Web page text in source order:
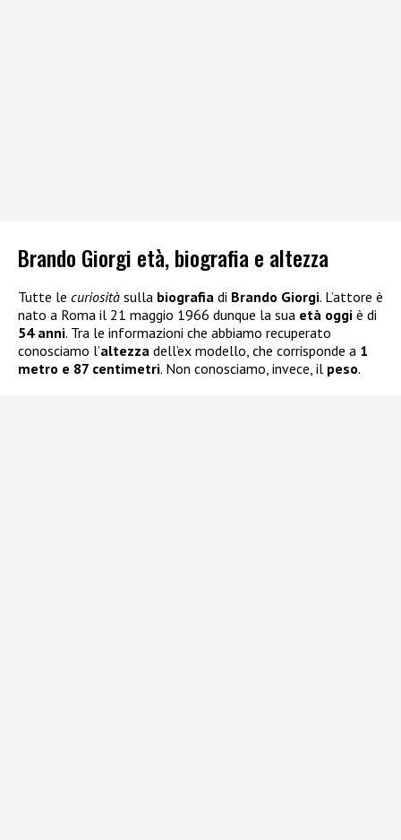
Brando Giorgi età, biografia e altezza
Tutte le curiosità sulla biografia di Brando Giorgi. L’attore è
nato a Roma il 21 maggio 1966 dunque la sua età oggi è di
54 anni. Tra le informazioni che abbiamo recuperato
conosciamo l’altezza dell’ex modello, che corrisponde a 1
metro e 87 centimetri. Non conosciamo, invece, il peso.